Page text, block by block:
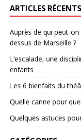
ARTICLES RÉCENTS
Auprès de qui peut-
dessus de Marseille ?
L’escalade, une
enfants
Les 6 bienfaits du
Quelle canne pour
Quelques astuces